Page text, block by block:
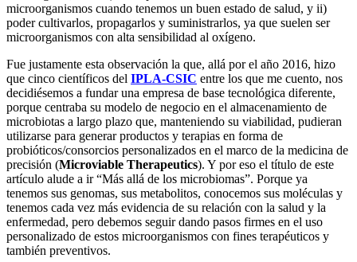
microorganismos cuando tenemos un buen estado de salud, y ii)
poder cultivarlos, propagarlos y suministrarlos, ya que suelen ser
microorganismos con alta sensibilidad al oxígeno.
Fue justamente esta observación la que, allá por el año 2016, hizo
que cinco científicos del IPLA-CSIC entre los que me cuento, nos
decidiésemos a fundar una empresa de base tecnológica diferente,
porque centraba su modelo de negocio en el almacenamiento de
microbiotas a largo plazo que, manteniendo su viabilidad, pudieran
utilizarse para generar productos y terapias en forma de
probióticos/consorcios personalizados en el marco de la medicina de
precisión (Microviable Therapeutics). Y por eso el título de este
artículo alude a ir “Más allá de los microbiomas”. Porque ya
tenemos sus genomas, sus metabolitos, conocemos sus moléculas y
tenemos cada vez más evidencia de su relación con la salud y la
enfermedad, pero debemos seguir dando pasos firmes en el uso
personalizado de estos microorganismos con fines terapéuticos y
también preventivos.